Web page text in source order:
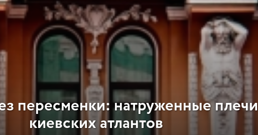
пересменки: натруженные плечи
киевских атлантов